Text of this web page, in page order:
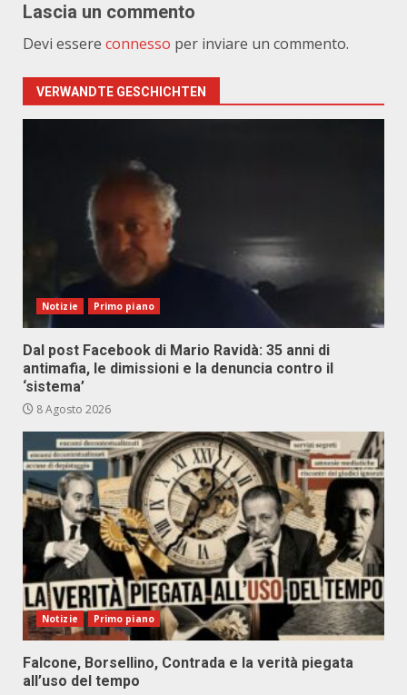
Lascia un commento
Devi essere connesso per inviare un commento.
VERWANDTE GESCHICHTEN
Notizie Primo piano
Dal post Facebook di Mario Ravidà: 35 anni di
antimafia, le dimissioni e la denuncia contro il
‘sistema’
8 Agosto 2026
Notizie Primo piano
Falcone, Borsellino, Contrada e la verità piegata
all’uso del tempo